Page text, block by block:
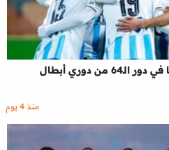
موعد مباراة بيراميدز وجورماهيا في دور الـ64 من دوري أبطال
منذ 4 يوم